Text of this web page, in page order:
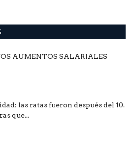
AUMENTOS SALARIALES
las ratas fueron después del 10.
que...